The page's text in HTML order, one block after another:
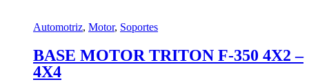
Automotriz, Motor, Soportes
BASE MOTOR TRITON F-350 4X2 –
4X4